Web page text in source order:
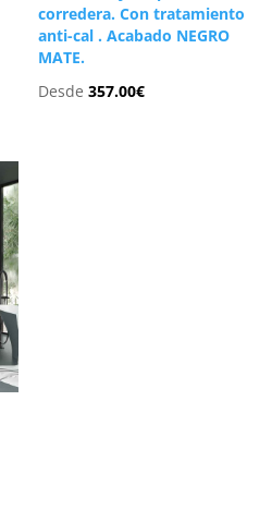
corredera. Con tratamiento
anti-cal . Acabado NEGRO
MATE.
Desde 357.00€